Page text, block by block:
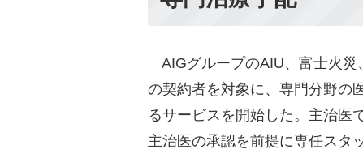
AIGグループのAIU、富士火災
の契約者を対象に、専門分野の
るサービスを開始した。主治医
主治医の承認を前提に専任スタ